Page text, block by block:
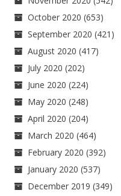
October 2020 (653)
September 2020 (421)
August 2020 (417)
July 2020 (202)
June 2020 (224)
May 2020 (248)
April 2020 (204)
March 2020 (464)
February 2020 (392)
January 2020 (537)
December 2019 (349)